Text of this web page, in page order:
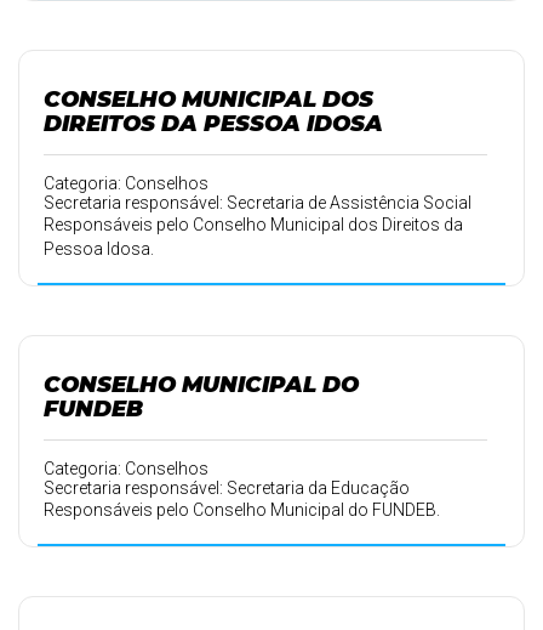
CONSELHO MUNICIPAL DOS
DIREITOS DA PESSOA IDOSA
Categoria: Conselhos
Secretaria responsável: Secretaria de Assistência Social
Responsáveis pelo Conselho Municipal dos Direitos da
Pessoa Idosa.
CONSELHO MUNICIPAL DO
FUNDEB
Categoria: Conselhos
Secretaria responsável: Secretaria da Educação
Responsáveis pelo Conselho Municipal do FUNDEB.